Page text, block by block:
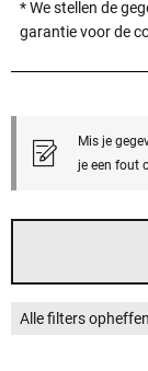
* We stellen de
garantie voor de
Mis je
je een fout
Alle filters opheffen